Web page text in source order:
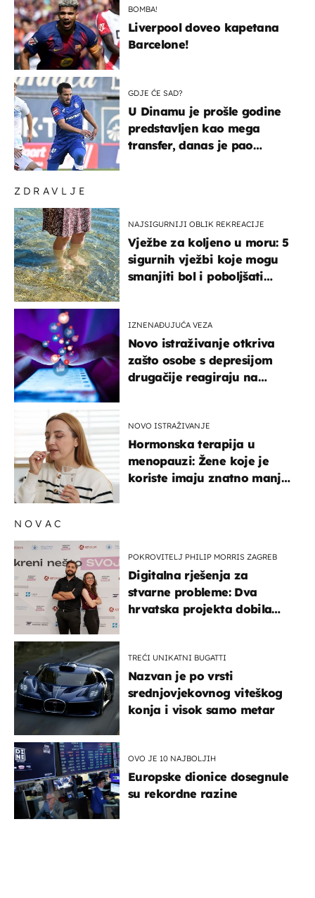
ZDRAVLJE
NAJSIGURNIJI OBLIK REKREACIJE
Vježbe za koljeno u moru: 5
sigurnih vježbi koje mogu
smanjiti bol i poboljšati
IZNENAĐUJUĆA VEZA
Novo istraživanje otkriva
zašto osobe s depresijom
drugačije reagiraju na
NOVO ISTRAŽIVANJE
Hormonska terapija u
menopauzi: Žene koje je
koriste imaju znatno manji
BOMBA!
Liverpool doveo kapetana
Barcelone!
GDJE ĆE SAD?
U Dinamu je prošle godine
predstavljen kao mega
transfer, danas je pao
NOVAC
POKROVITELJ PHILIP MORRIS ZAGREB
Digitalna rješenja za
stvarne probleme: Dva
hrvatska projekta dobila
TREĆI UNIKATNI BUGATTI
Nazvan je po vrsti
srednjovjekovnog viteškog
konja i visok samo metar
OVO JE 10 NAJBOLJIH
Europske dionice dosegnule
su rekordne razine